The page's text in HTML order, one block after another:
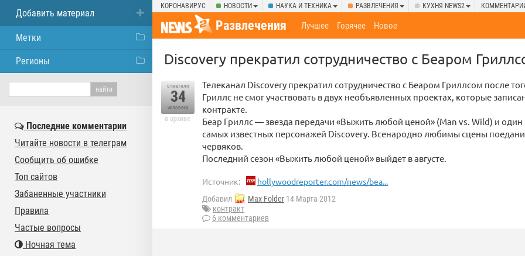
КОРОНАВИРУС НОВОСТИ НАУКА И ТЕХНИКА РАЗВЛЕЧЕНИЯ КУХНЯ NEWS2
Развлечения Лучшее Горячее Новое
Discovery прекратил сотрудничество с Беаром
отметили
34
человека
в архиве
Телеканал Discovery прекратил сотрудничество с Беаром Гриллсом после
Гриллс не смог участвовать в двух необъявленных проектах, которые
контракте.
Беар Гриллс — звезда передачи «Выжить любой ценой» (Man vs. Wild) и один
самых известных персонажей Discovery. Всенародно любимы сцены
червяков.
Последний сезон «Выжить любой ценой» выйдет в августе.
Источник: hollywoodreporter.com/news/bea...
Добавил Max Folder 14 Марта 2012
контракт
6 комментариев
Добавить материал
Метки
Регионы
Последние комментарии
Читайте новости в телеграм
Сообщить об ошибке
Топ сайтов
Забаненные участники
Правила
Частые вопросы
Ночная тема